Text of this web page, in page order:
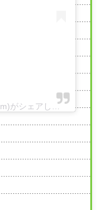
木瀬 哲弥 KISE Tetsuya(@kisenogram)がシェアした投稿